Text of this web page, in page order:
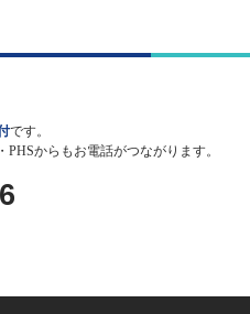
です。
からもお電話がつながります。